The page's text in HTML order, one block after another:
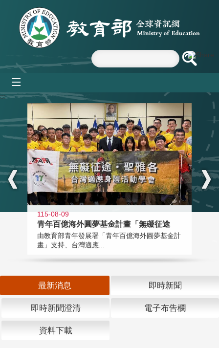
跳到主要內容區塊
:::
115-08-09
青年百億海外圓夢基金計畫「無礙征途
由教育部青年發展署「青年百億海外圓夢基金計
畫」支持、台灣適應...
最新消息 即時新聞
即時新聞澄清 電子布告欄
資料下載